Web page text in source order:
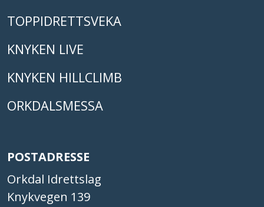
TOPPIDRETTSVEKA
KNYKEN LIVE
KNYKEN HILLCLIMB
ORKDALSMESSA
POSTADRESSE
Orkdal Idrettslag
Knykvegen 139